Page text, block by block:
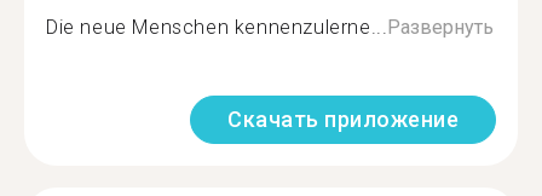
Die neue Menschen kennenzulerne...Развернуть
Скачать приложение